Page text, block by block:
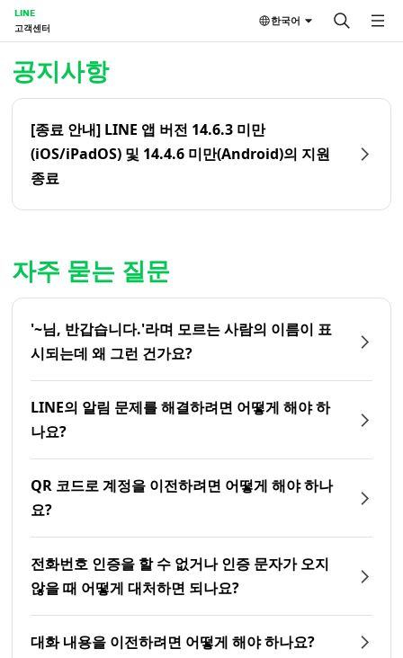
LINE
고객센터
한국어
공지사항
[종료 안내] LINE 앱 버전 14.6.3 미만
(iOS/iPadOS) 및 14.4.6 미만(Android)의 지원
종료
자주 묻는 질문
'~님, 반갑습니다.'라며 모르는 사람의 이름이 표
시되는데 왜 그런 건가요?
LINE의 알림 문제를 해결하려면 어떻게 해야 하
나요?
QR 코드로 계정을 이전하려면 어떻게 해야 하나
요?
전화번호 인증을 할 수 없거나 인증 문자가 오지
않을 때 어떻게 대처하면 되나요?
대화 내용을 이전하려면 어떻게 해야 하나요?